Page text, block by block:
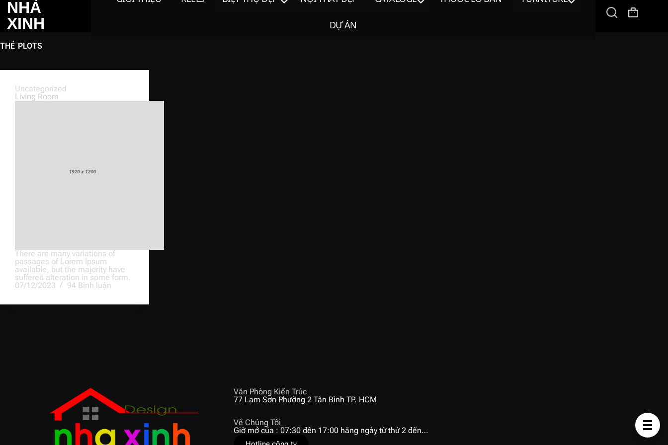
NHÀ
XINH
DỰ ÁN
THẺ PLOTS
Uncategorized
Living Room
There are many variations of
passages of Lorem Ipsum
available, but the majority have
suffered alteration in some form.
07/12/2023
94 Bình luận
Văn Phòng Kiến Trúc
77 Lam Sơn Phường 2 Tân Bình TP. HCM
Về Chúng Tôi
Giờ mở của : 07:30 đến 17:00 hằng ngày từ thứ 2 đến